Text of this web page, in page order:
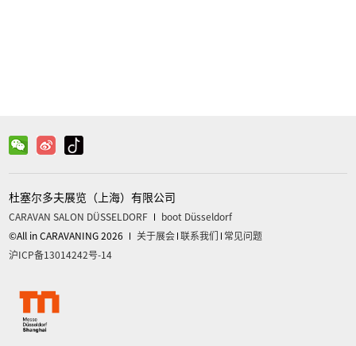
杜塞尔多夫展览（上海）有限公司
CARAVAN SALON DÜSSELDORF
boot Düsseldorf
©All in CARAVANING 2026
关于展会 联系我们
常见问题
沪ICP备13014242号-14